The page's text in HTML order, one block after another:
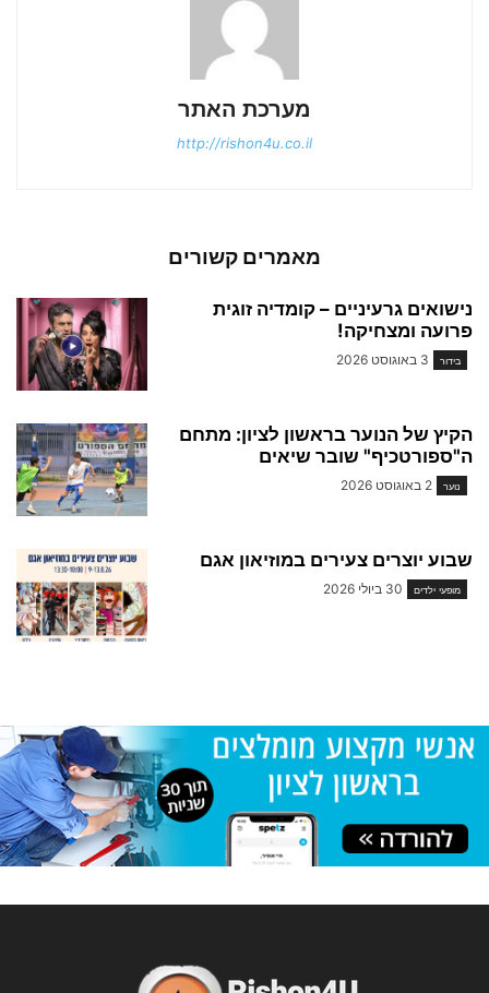
מערכת האתר
http://rishon4u.co.il
מאמרים קשורים
נישואים גרעיניים – קומדיה זוגית
פרועה ומצחיקה!
בידור 3 באוגוסט 2026
הקיץ של הנוער בראשון לציון: מתחם
ה"ספורטכיף" שובר שיאים
נוער 2 באוגוסט 2026
שבוע יוצרים צעירים במוזיאון אגם
מופעי ילדים 30 ביולי 2026